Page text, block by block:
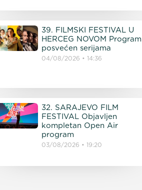
39. FILMSKI FESTIVAL U
HERCEG NOVOM Program
posvećen serijama
04/08/2026 14:36
32. SARAJEVO FILM
FESTIVAL Objavljen
kompletan Open Air
program
03/08/2026 19:20